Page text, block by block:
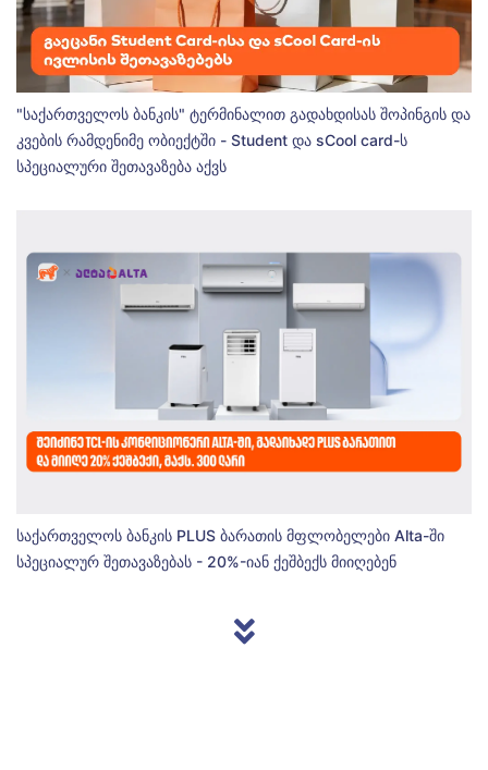
"საქართველოს ბანკის" ტერმინალით გადახდისას შოპინგის და
კვების რამდენიმე ობიექტში - Student და sCool card-ს
სპეციალური შეთავაზება აქვს
საქართველოს ბანკის PLUS ბარათის მფლობელები Alta-ში
სპეციალურ შეთავაზებას - 20%-იან ქეშბექს მიიღებენ